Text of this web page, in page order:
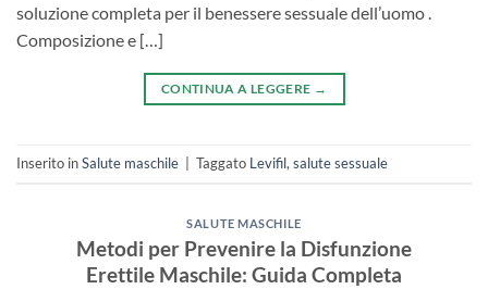
soluzione completa per il benessere sessuale dell’uomo .
Composizione e […]
CONTINUA A LEGGERE →
Inserito inSalute maschile Taggato Levifil,salute sessuale
SALUTE MASCHILE
Metodi per Prevenire la Disfunzione
Erettile Maschile: Guida Completa